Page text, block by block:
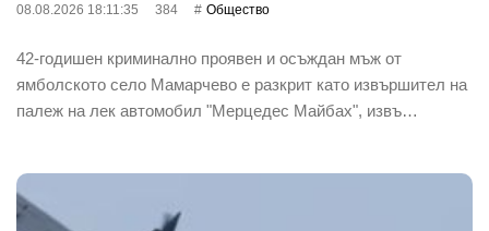
08.08.2026 18:11:35 384 Общество
42-годишен криминално проявен и осъждан мъж от
ямболското село Мамарчево е разкрит като извършител на
палеж на лек автомобил "Мерцедес Майбах", извъ…